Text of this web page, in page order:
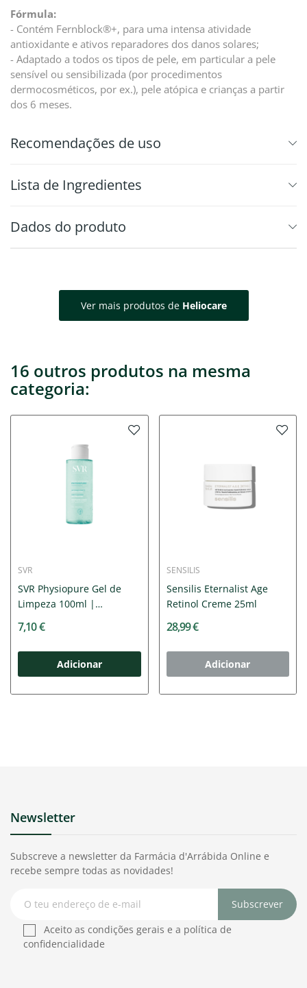
Fórmula:
- Contém Fernblock®+, para uma intensa atividade
antioxidante e ativos reparadores dos danos solares;
- Adaptado a todos os tipos de pele, em particular a pele
sensível ou sensibilizada (por procedimentos
dermocosméticos, por ex.), pele atópica e crianças a partir
dos 6 meses.
Recomendações de uso
⁠Lista de Ingredientes
Dados do produto
Ver mais produtos de Heliocare
16 outros produtos na mesma
categoria:
SVR
SVR Physiopure Gel de
Limpeza 100ml |
7,10 €
Adicionar
SENSILIS
Sensilis Eternalist Age
Retinol Creme 25ml
28,99 €
Adicionar
Newsletter
Subscreve a newsletter da Farmácia d'Arrábida Online e
recebe sempre todas as novidades!
Subscrever
Aceito as condições gerais e a política de
confidencialidade